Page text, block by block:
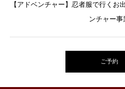
【アドベンチャー】忍者服で行くお
ンチャー事
ご予約